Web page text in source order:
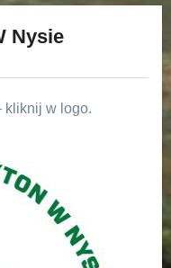
Nysie
kliknij w logo.